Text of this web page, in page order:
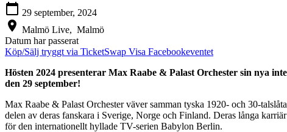
calendar_today 29 september, 2024
location_on Malmö Live, Malmö
Datum har passerat
Köp/Sälj tryggt via TicketSwap Visa Facebookeventet
Hösten 2024 presenterar Max Raabe & Palast Orchester sin nya
den 29 september!
Max Raabe & Palast Orchester väver samman tyska 1920- och 30-
delen av deras fanskara i Sverige, Norge och Finland. Deras långa
för den internationellt hyllade TV-serien Babylon Berlin.